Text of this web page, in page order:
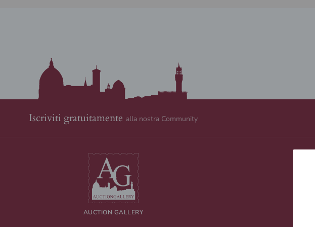
Iscriviti gratuitamente alla nostra Community
AUCTION GALLERY